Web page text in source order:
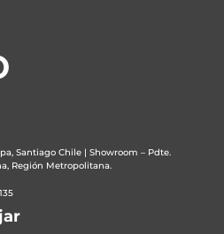
Santiago Chile | Showroom – Pdte.
Región Metropolitana.